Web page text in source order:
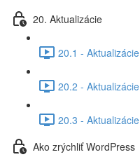
20. Aktualizácie
20.1 -
20.2 -
20.3 -
Ako zrýchliť WordPress